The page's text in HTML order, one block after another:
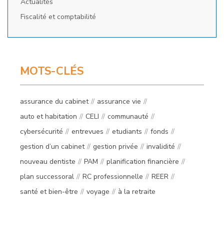
Fiscalité et comptabilité
MOTS-CLÉS
assurance du cabinet
assurance vie
auto et habitation
CELI
communauté
cybersécurité
entrevues etudiants
fonds
gestion d’un cabinet
gestion privée
invalidité
nouveau dentiste
PAM
planification financière
plan successoral
RC professionnelle
REER
santé et bien-être
voyage à la retraite